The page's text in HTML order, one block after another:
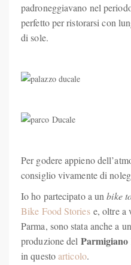
padroneggiavano nel
perfetto per ristorarsi con
di sole.
Per godere appieno
consiglio vivamente di
Io ho partecipato a unbike
Bike Food Storiese, oltre a
Parma, sono stata anche a
produzione del Parmigiano
in questoarticolo.